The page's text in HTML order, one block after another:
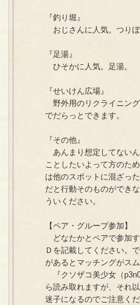
『釣り堀』
おじさんに人気。つりぼ
『足湯』
ひそかに人気。足湯。
『せいけん広場』
野外用のリクライニン
でだらっとできます。
『その他』
あんまり想定してない
ことしたいよって方のた
は他のスポットに混ざっ
だと行動そのものができ
ういください。
【ペア・グループ参加】
どなたかとペアで参加
Ｄを記載してください。
があるとマッチングがス
『クソザコ美少女（
ら読み取れますが、それ
迷子になるのでご注意くだ